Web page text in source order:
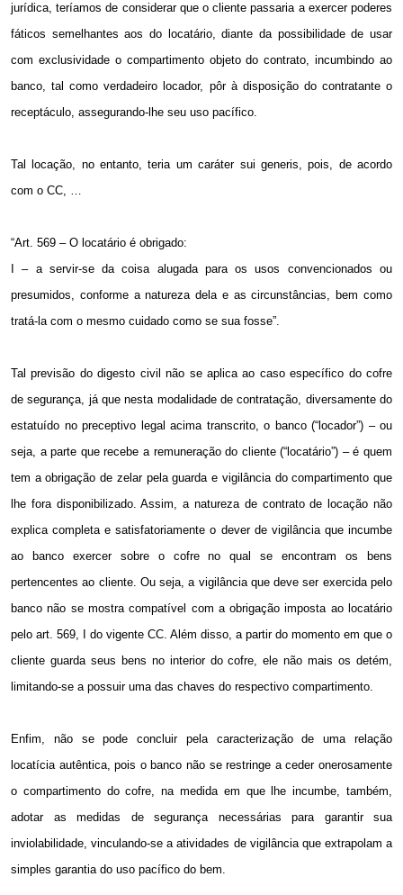
jurídica, teríamos de considerar que o cliente passaria a exercer poderes
fáticos semelhantes aos do locatário, diante da possibilidade de usar
com exclusividade o compartimento objeto do contrato, incumbindo ao
banco, tal como verdadeiro locador, pôr à disposição do contratante o
receptáculo, assegurando-lhe seu uso pacífico.
Tal locação, no entanto, teria um caráter sui generis, pois, de acordo
com o CC, …
“Art. 569 – O locatário é obrigado:
I – a servir-se da coisa alugada para os usos convencionados ou
presumidos, conforme a natureza dela e as circunstâncias, bem como
tratá-la com o mesmo cuidado como se sua fosse”.
Tal previsão do digesto civil não se aplica ao caso específico do cofre
de segurança, já que nesta modalidade de contratação, diversamente do
estatuído no preceptivo legal acima transcrito, o banco (“locador”) – ou
seja, a parte que recebe a remuneração do cliente (“locatário”) – é quem
tem a obrigação de zelar pela guarda e vigilância do compartimento que
lhe fora disponibilizado. Assim, a natureza de contrato de locação não
explica completa e satisfatoriamente o dever de vigilância que incumbe
ao banco exercer sobre o cofre no qual se encontram os bens
pertencentes ao cliente. Ou seja, a vigilância que deve ser exercida pelo
banco não se mostra compatível com a obrigação imposta ao locatário
pelo art. 569, I do vigente CC. Além disso, a partir do momento em que o
cliente guarda seus bens no interior do cofre, ele não mais os detém,
limitando-se a possuir uma das chaves do respectivo compartimento.
Enfim, não se pode concluir pela caracterização de uma relação
locatícia autêntica, pois o banco não se restringe a ceder onerosamente
o compartimento do cofre, na medida em que lhe incumbe, também,
adotar as medidas de segurança necessárias para garantir sua
inviolabilidade, vinculando-se a atividades de vigilância que extrapolam a
simples garantia do uso pacífico do bem.